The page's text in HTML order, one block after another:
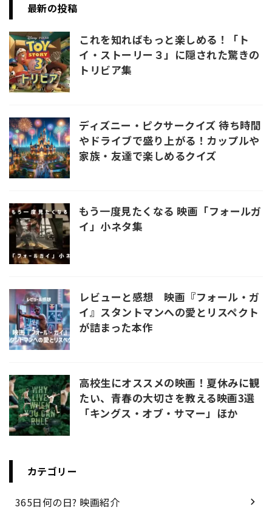
最新の投稿
これを知ればもっと楽しめる！「ト
イ・ストーリー３」に隠された驚きの
トリビア集
ディズニー・ピクサークイズ 待ち時間
やドライブで盛り上がる！カップルや
家族・友達で楽しめるクイズ
もう一度見たくなる 映画「フォールガ
イ」小ネタ集
レビューと感想 映画『フォール・ガ
イ』スタントマンへの愛とリスペクト
が詰まった本作
高校生にオススメの映画！夏休みに観
たい、青春の大切さを教える映画3選
「キングス・オブ・サマー」ほか
カテゴリー
365日何の日? 映画紹介